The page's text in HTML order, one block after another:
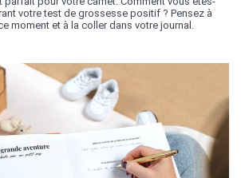
votre test de grossesse positif ? Pensez à
moment et à la coller dans votre journal.